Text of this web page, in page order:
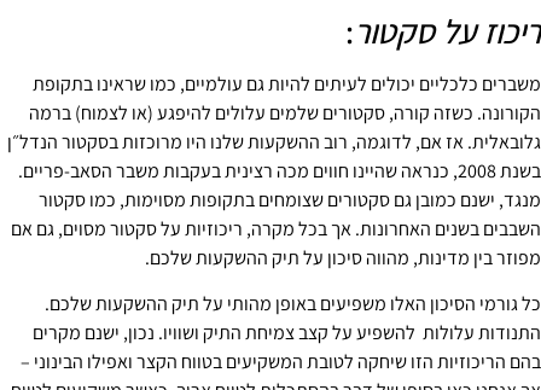
ריכוז על סקטור:
משברים כלכליים יכולים לעיתים להיות גם עולמיים, כמו שראינו בתקופת
הקורונה. כשזה קורה, סקטורים שלמים עלולים להיפגע (או לצמוח) ברמה
גלובאלית. אז אם, לדוגמה, רוב ההשקעות שלנו היו מרוכזות בסקטור הנדל״ן
בשנת 2008, כנראה שהיינו חווים מכה רצינית בעקבות משבר הסאב-פריים.
מנגד, ישנם כמובן גם סקטורים שצומחים בתקופות מסוימות, כמו סקטור
השבבים בשנים האחרונות. אך בכל מקרה, ריכוזיות על סקטור מסוים, גם אם
מפוזר בין מדינות, מהווה סיכון על תיק ההשקעות שלכם.
כל גורמי הסיכון האלו משפיעים באופן מהותי על תיק ההשקעות שלכם.
התנודות עלולות להשפיע על קצב צמיחת התיק ושוויו. נכון, ישנם מקרים
בהם הריכוזיות הזו שיחקה לטובת המשקיעים בטווח הקצר ואפילו הבינוני –